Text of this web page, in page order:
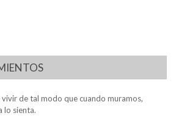
de tal modo que cuando muramos,
lo sienta.